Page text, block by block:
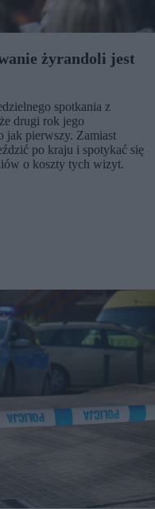
żyrandoli jest
spotkania z
drugi rok jego
jak pierwszy. Zamiast
po kraju i spotykać się
o koszty tych wizyt.